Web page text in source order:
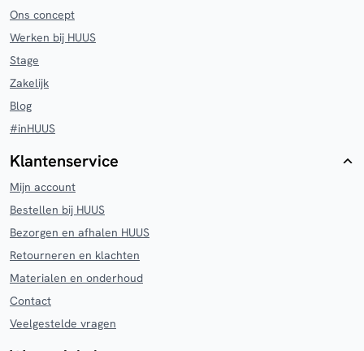
Ons concept
Werken bij HUUS
Stage
Zakelijk
Blog
#inHUUS
Klantenservice
Mijn account
Bestellen bij HUUS
Bezorgen en afhalen HUUS
Retourneren en klachten
Materialen en onderhoud
Contact
Veelgestelde vragen